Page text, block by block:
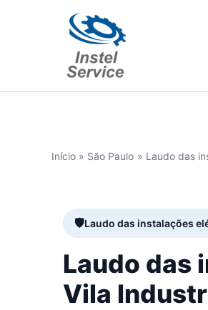
Início São Paulo Laudo das
Laudo das instalações
Laudo das
Vila